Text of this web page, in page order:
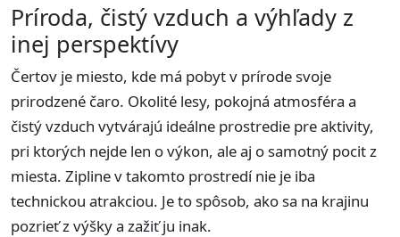
Príroda, čistý vzduch a výhľady z
inej perspektívy
Čertov je miesto, kde má pobyt v prírode svoje
prirodzené čaro. Okolité lesy, pokojná atmosféra a
čistý vzduch vytvárajú ideálne prostredie pre aktivity,
pri ktorých nejde len o výkon, ale aj o samotný pocit z
miesta. Zipline v takomto prostredí nie je iba
technickou atrakciou. Je to spôsob, ako sa na krajinu
pozrieť z výšky a zažiť ju inak.